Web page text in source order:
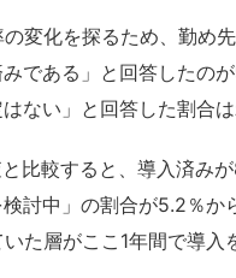
変化を探るため、勤め
である」と回答したの
ない」と回答した割合
比較すると、導入済み
討中」の割合が5.2％
た層がここ1年間で導入